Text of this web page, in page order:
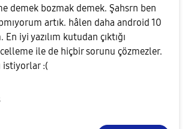
demek bozmak demek. Şahsrn ben
artık. hâlen daha android 10
iyi yazılım kutudan çıktığı
ile de hiçbir sorunu çözmezler.
istiyorlar :(